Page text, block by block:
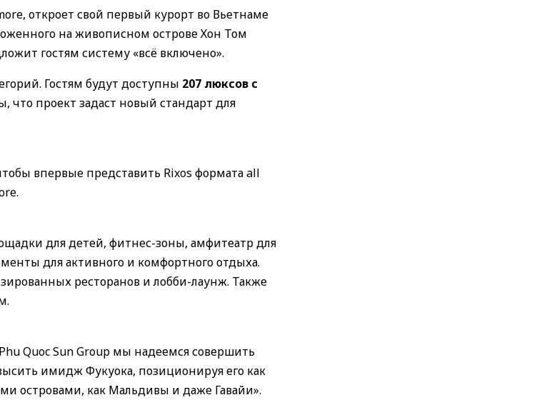
откроет свой первый курорт во Вьетнаме
на живописном острове Хон Том
гостям систему «всё включено».
Гостям будут доступны 207 люксов с
проект задаст новый стандарт для
впервые представить Rixos формата all
для детей, фитнес-зоны, амфитеатр для
для активного и комфортного отдыха.
ресторанов и лобби-лаунж. Также
Quoc Sun Group мы надеемся совершить
имидж Фукуока, позиционируя его как
островами, как Мальдивы и даже Гавайи».